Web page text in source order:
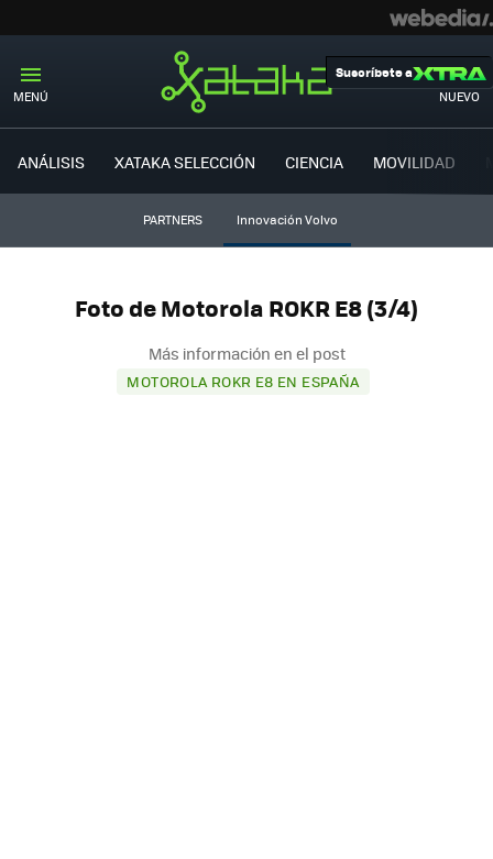
MENÚ NUEVO
Suscríbete a
ANÁLISIS XATAKA SELECCIÓN CIENCIA MOVILIDAD
PARTNERS Innovación Volvo
Foto de Motorola ROKR E8 (3/4)
Más información en el post
MOTOROLA ROKR E8 EN ESPAÑA